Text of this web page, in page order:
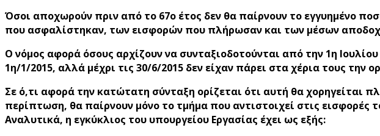
Όσοι αποχωρούν πριν από το 67ο έτος δεν θα παίρνουν το εγγυημένο
που ασφαλίστηκαν, των εισφορών που πλήρωσαν και των μέσων
Ο νόμος αφορά όσους αρχίζουν να συνταξιοδοτούνται από την 1η
1η/1/2015, αλλά μέχρι τις 30/6/2015 δεν είχαν πάρει στα χέρια τους την
Σε ό,τι αφορά την κατώτατη σύνταξη ορίζεται ότι αυτή θα χορηγείται
περίπτωση, θα παίρνουν μόνο το τμήμα που αντιστοιχεί στις εισφορές
Αναλυτικά, η εγκύκλιος του υπουργείου Εργασίας έχει ως εξής: